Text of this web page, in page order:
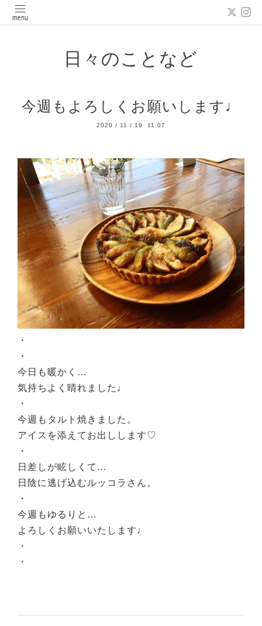
日々のことなど
今週もよろしくお願いします♩
2020 / 11 / 19 11:07
・
・
今日も暖かく…
気持ちよく晴れました♩
・
今週もタルト焼きました。
アイスを添えてお出しします♡
・
日差しが眩しくて…
日陰に逃げ込むルッコラさん。
・
今週もゆるりと…
よろしくお願いいたします♩
・
・